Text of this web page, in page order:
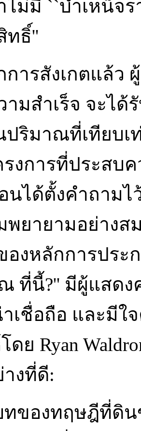
ไม่มี ``บำเหน็จ
ทธิ์''
การสังเกตแล้ว
ามสำเร็จ จะได้
ปริมาณที่เทียบ
งการที่ประสบ
นได้ตั้งคำถามไ
พยายามอย่างส
องหลักการประ
ที่นี้?'' มีผู้แสด
เชื่อถือ และมีใ
ดย Ryan
างที่ดี:
ทของทฤษฎีที่ดิ